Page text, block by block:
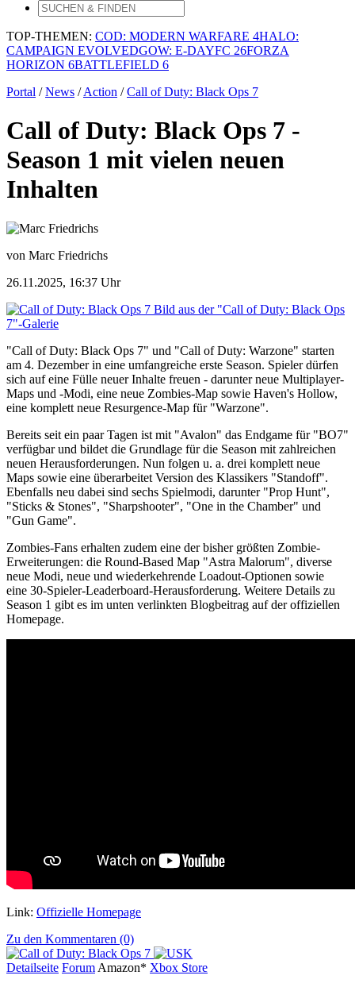
TOP-THEMEN: COD: MODERN WARFARE 4HALO:
CAMPAIGN EVOLVEDGOW: E-DAYFC 26FORZA
HORIZON 6BATTLEFIELD 6
Portal /News /Action /Call of Duty: Black Ops 7
Call of Duty: Black Ops 7 -
Season 1 mit vielen neuen
Inhalten
von Marc Friedrichs
26.11.2025, 16:37 Uhr
Bild aus der "Call of Duty: Black Ops
7"-Galerie
"Call of Duty: Black Ops 7" und "Call of Duty: Warzone" starten
am 4. Dezember in eine umfangreiche erste Season. Spieler dürfen
sich auf eine Fülle neuer Inhalte freuen - darunter neue Multiplayer-
Maps und -Modi, eine neue Zombies-Map sowie Haven's Hollow,
eine komplett neue Resurgence-Map für "Warzone".
Bereits seit ein paar Tagen ist mit "Avalon" das Endgame für "BO7"
verfügbar und bildet die Grundlage für die Season mit zahlreichen
neuen Herausforderungen. Nun folgen u. a. drei komplett neue
Maps sowie eine überarbeitet Version des Klassikers "Standoff".
Ebenfalls neu dabei sind sechs Spielmodi, darunter "Prop Hunt",
"Sticks & Stones", "Sharpshooter", "One in the Chamber" und
"Gun Game".
Zombies-Fans erhalten zudem eine der bisher größten Zombie-
Erweiterungen: die Round-Based Map "Astra Malorum", diverse
neue Modi, neue und wiederkehrende Loadout-Optionen sowie
eine 30-Spieler-Leaderboard-Herausforderung. Weitere Details zu
Season 1 gibt es im unten verlinkten Blogbeitrag auf der offiziellen
Homepage.
Link: Offizielle Homepage
Zu den Kommentaren (0)
Detailseite Forum Amazon* Xbox Store